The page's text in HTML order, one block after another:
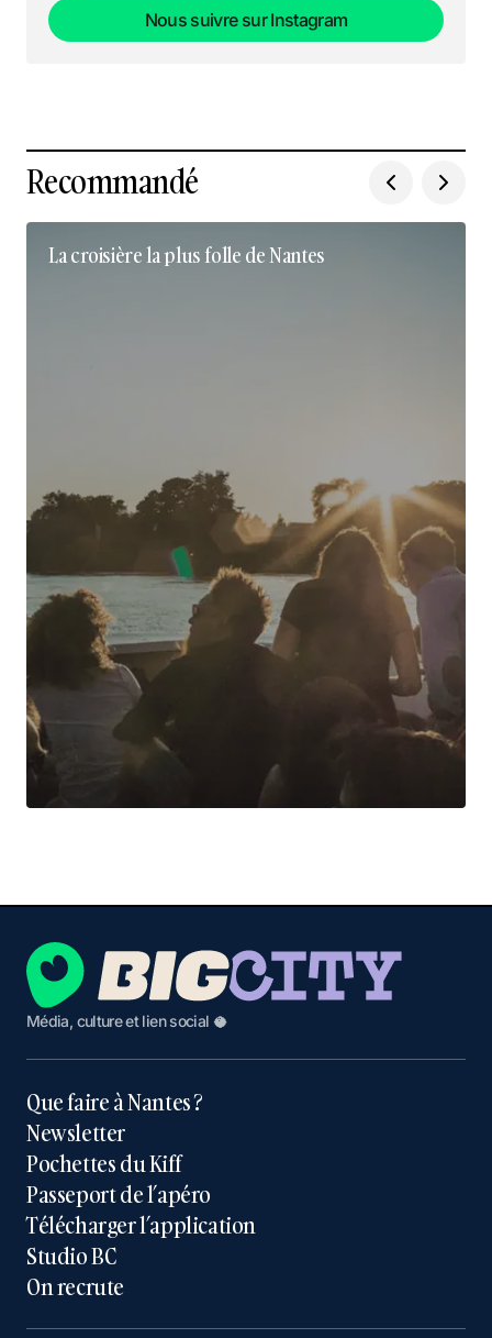
Nous suivre sur Instagram
Recommandé
La croisière la plus folle de Nantes
Média, culture et lien social 🥥
Que faire à Nantes ?
Newsletter
Pochettes du Kiff
Passeport de l’apéro
Télécharger l’application
Studio BC
On recrute